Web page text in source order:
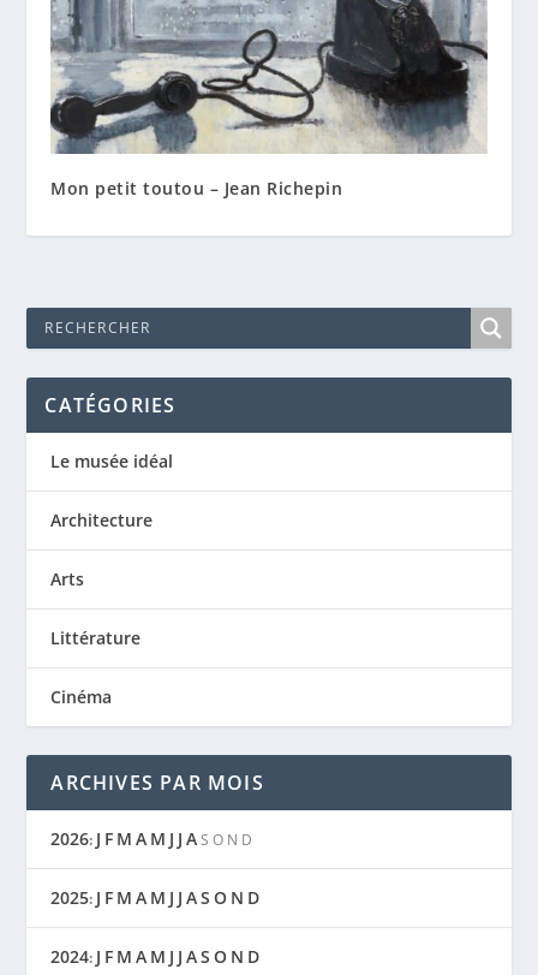
Mon petit toutou – Jean Richepin
CATÉGORIES
Le musée idéal
Architecture
Arts
Littérature
Cinéma
ARCHIVES PAR MOIS
2026: J F M A M J J A S O N D
2025: J F M A M J J AS O N D
2024: J F M A M J J AS O N D